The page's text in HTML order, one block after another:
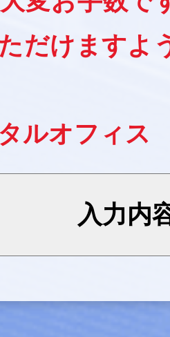
だけますよ
ルオフィス